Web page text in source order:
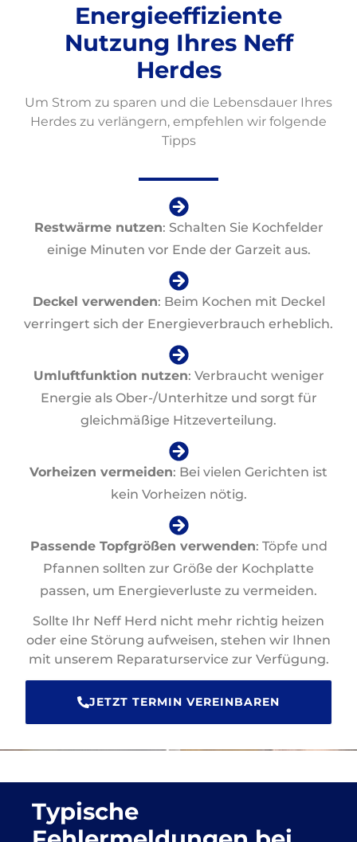
Energieeffiziente
Nutzung Ihres Neff
Herdes
Um Strom zu sparen und die Lebensdauer Ihres
Herdes zu verlängern, empfehlen wir folgende
Tipps
Restwärme nutzen: Schalten Sie Kochfelder
einige Minuten vor Ende der Garzeit aus.
Deckel verwenden: Beim Kochen mit Deckel
verringert sich der Energieverbrauch erheblich.
Umluftfunktion nutzen: Verbraucht weniger
Energie als Ober-/Unterhitze und sorgt für
gleichmäßige Hitzeverteilung.
Vorheizen vermeiden: Bei vielen Gerichten ist
kein Vorheizen nötig.
Passende Topfgrößen verwenden: Töpfe und
Pfannen sollten zur Größe der Kochplatte
passen, um Energieverluste zu vermeiden.
Sollte Ihr Neff Herd nicht mehr richtig heizen
oder eine Störung aufweisen, stehen wir Ihnen
mit unserem Reparaturservice zur Verfügung.
JETZT TERMIN VEREINBAREN
Typische